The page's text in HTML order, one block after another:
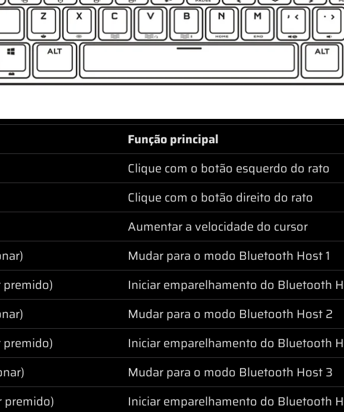
Função principal
Clique com o botão esquerdo do rato
Clique com o botão direito do rato
Aumentar a velocidade do cursor
Mudar para o modo Bluetooth Host 1
premido)
Iniciar emparelhamento do Bluetooth
Mudar para o modo Bluetooth Host 2
premido)
Iniciar emparelhamento do Bluetooth
Mudar para o modo Bluetooth Host 3
premido)
Iniciar emparelhamento do Bluetooth